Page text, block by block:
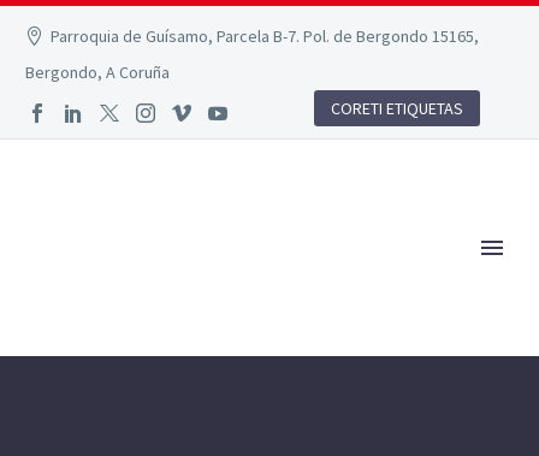
Parroquia de Guísamo, Parcela B-7. Pol. de Bergondo 15165,
Bergondo, A Coruña
CORETI ETIQUETAS